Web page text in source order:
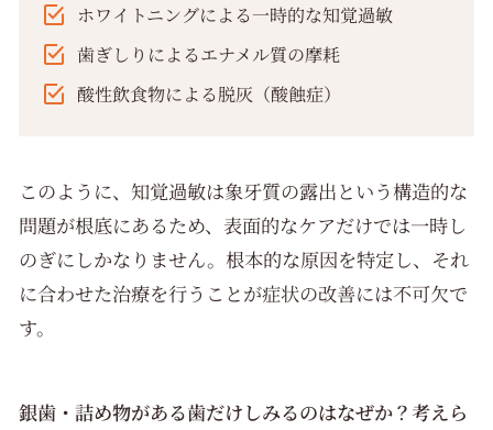
ホワイトニングによる一時的な知覚過敏
歯ぎしりによるエナメル質の摩耗
酸性飲食物による脱灰（酸蝕症）
このように、知覚過敏は象牙質の露出という構造的な
問題が根底にあるため、表面的なケアだけでは一時し
のぎにしかなりません。根本的な原因を特定し、それ
に合わせた治療を行うことが症状の改善には不可欠で
す。
銀歯・詰め物がある歯だけしみるのはなぜか？考えら